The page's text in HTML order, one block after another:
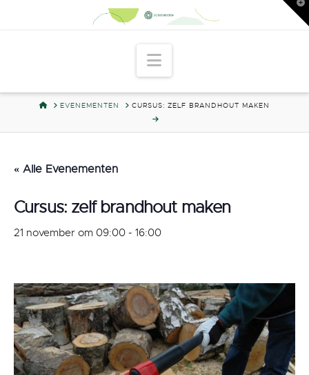
Navigation
HOMEEVENEMENTEN CURSUS: ZELF BRANDHOUT MAKEN
« Alle Evenementen
Cursus: zelf brandhout maken
21 november om 09:00 - 16:00